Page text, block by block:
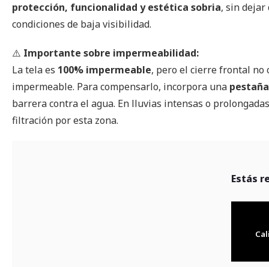
protección, funcionalidad y estética sobria, sin dejar
condiciones de baja visibilidad.
⚠️ Importante sobre impermeabilidad:
La tela es 100% impermeable, pero el cierre frontal no
impermeable. Para compensarlo, incorpora una
barrera contra el agua. En lluvias intensas o
filtración por esta zona.
Estás